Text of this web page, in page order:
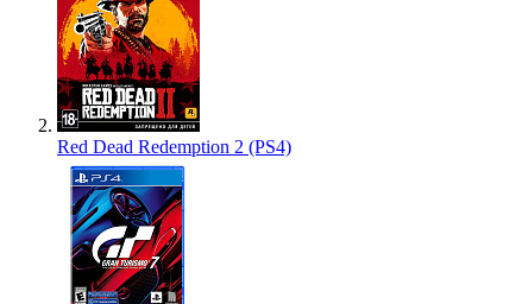
Red Dead Redemption 2 (PS4)